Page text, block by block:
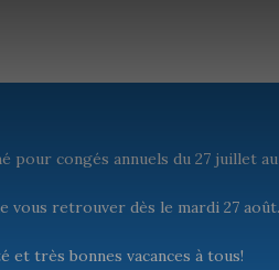
pour congés annuels du 27 juillet
vous retrouver dès le mardi 27 août.
très bonnes vacances à tous!